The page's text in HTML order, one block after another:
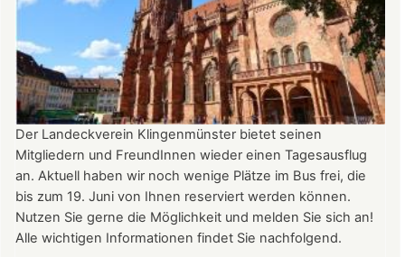
donnerstags
22:00
Uhr
Der Landeckverein Klingenmünster bietet seinen
Mitgliedern und FreundInnen wieder einen Tagesausflug
an. Aktuell haben wir noch wenige Plätze im Bus frei, die
bis zum 19. Juni von Ihnen reserviert werden können.
Nutzen Sie gerne die Möglichkeit und melden Sie sich an!
Alle wichtigen Informationen findet Sie nachfolgend.